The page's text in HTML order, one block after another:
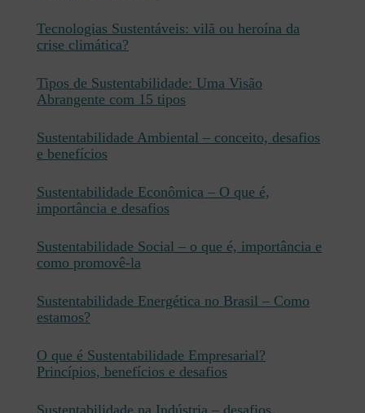
Tecnologias Sustentáveis: vilã ou heroína da
crise climática?
Tipos de Sustentabilidade: Uma Visão
Abrangente com 15 tipos
Sustentabilidade Ambiental – conceito, desafios
e benefícios
Sustentabilidade Econômica – O que é,
importância e desafios
Sustentabilidade Social – o que é, importância e
como promovê-la
Sustentabilidade Energética no Brasil – Como
estamos?
O que é Sustentabilidade Empresarial?
Princípios, benefícios e desafios